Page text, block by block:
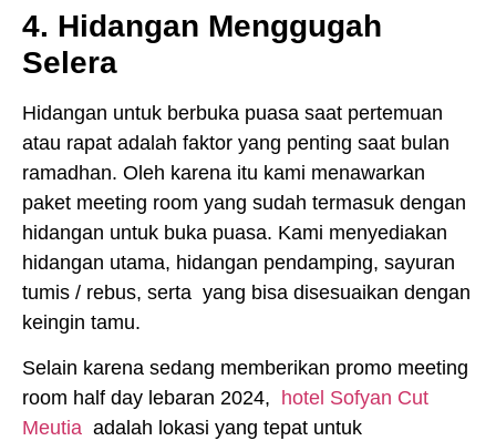
4. Hidangan Menggugah
Selera
Hidangan untuk berbuka puasa saat pertemuan
atau rapat adalah faktor yang penting saat bulan
ramadhan. Oleh karena itu kami menawarkan
paket meeting room yang sudah termasuk dengan
hidangan untuk buka puasa. Kami menyediakan
hidangan utama, hidangan pendamping, sayuran
tumis / rebus, serta yang bisa disesuaikan dengan
keingin tamu.
Selain karena sedang memberikan promo meeting
room half day lebaran 2024, hotel Sofyan Cut
Meutia adalah lokasi yang tepat untuk